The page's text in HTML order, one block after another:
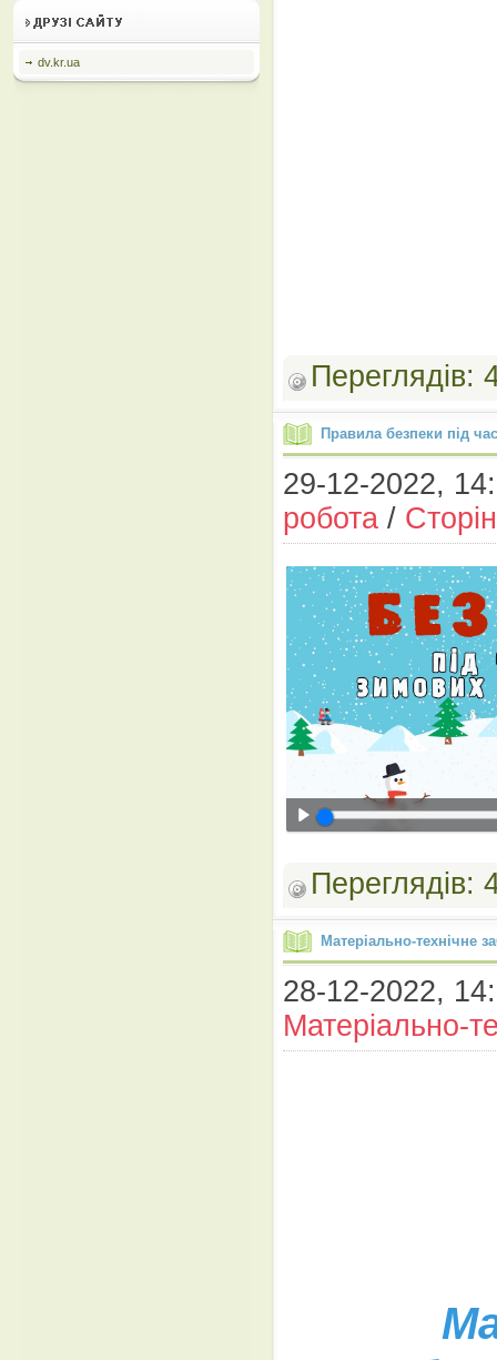
dv.kr.ua
Правила безпеки під
29-12-2022,
робота /
Матеріально-технічне
28-12-2022,
Матеріально-